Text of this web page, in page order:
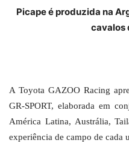
Picape é produzida na
cavalos
A Toyota GAZOO Racing
GR-SPORT, elaborada em
América Latina, Austrália,
experiência de campo de cada